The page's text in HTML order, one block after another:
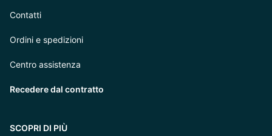
Contatti
Ordini e spedizioni
Centro assistenza
Recedere dal contratto
SCOPRI DI PIÙ